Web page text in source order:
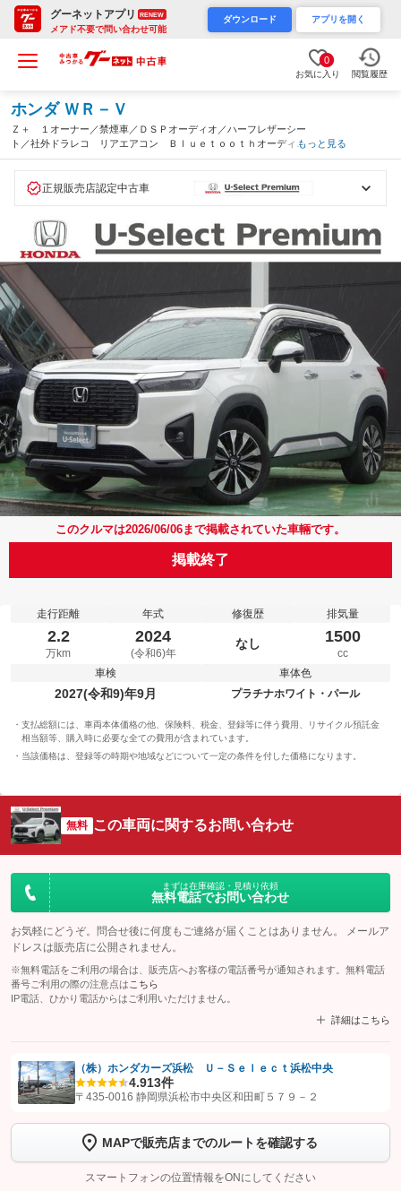
グーネットアプリ RENEW
メアド不要で問い合わせ可能
ダウンロード アプリを開く
0
お気に入り 閲覧履歴
ホンダ ＷＲ－Ｖ
Ｚ＋ １オーナー／禁煙車／ＤＳＰオーディオ／ハーフレザーシー
ト／社外ドラレコ リアエアコン Ｂｌｕｅｔｏｏｔｈオーディ
オ 電動格納式ドアミラー ワンオーナー 車線逸脱警告 フルセ
もっと見る
正規販売店認定中古車
このクルマは2026/06/06まで掲載されていた車輛です。
掲載終了
走行距離
2.2
万km
年式
2024
(令和6)年
修復歴
なし
排気量
1500
cc
車検
2027(令和9)年9月
車体色
プラチナホワイト・パール
支払総額には、車両本体価格の他、保険料、税金、登録等に伴う費用、リサイクル預託金
相当額等、購入時に必要な全ての費用が含まれています。
当該価格は、登録等の時期や地域などについて一定の条件を付した価格になります。
無料 この車両に関するお問い合わせ
まずは在庫確認・見積り依頼
無料電話でお問い合わせ
お気軽にどうぞ。問合せ後に何度もご連絡が届くことはありません。 メールア
ドレスは販売店に公開されません。
※無料電話をご利用の場合は、販売店へお客様の電話番号が通知されます。無料電話
番号ご利用の際の注意点は こちら
IP電話、ひかり電話からはご利用いただけません。
詳細はこちら
【STEP1】認証画面でグーネットを友だち追加してから「許可する」ボタンを押
トーク画面で
ボタンをタップして問い合わせを
完了してください。
（株）ホンダカーズ浜松 Ｕ－Ｓｅｌｅｃｔ浜松中央
4.913件
〒435-0016 静岡県浜松市中央区和田町５７９－２
MAPで販売店までのルートを確認する
スマートフォンの位置情報をONにしてください